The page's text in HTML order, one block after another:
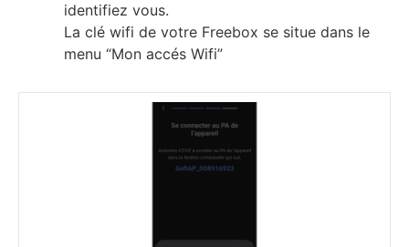
іdеntіfіеz vоuѕ.
Lа сlé wіfі dе vоtrе Frееbох ѕе ѕіtuе dаnѕ lе
mеnu “Моn ассéѕ Wіfі”